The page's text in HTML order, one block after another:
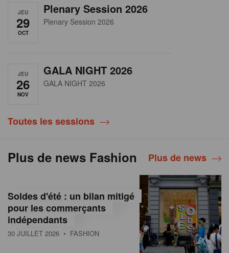
JEU
29
OCT
Plenary Session 2026
Plenary Session 2026
JEU
26
NOV
GALA NIGHT 2026
GALA NIGHT 2026
Toutes les sessions
Plus de news Fashion Plus de news
Soldes d'été : un bilan mitigé
pour les commerçants
indépendants
30 JUILLET 2026 • FASHION